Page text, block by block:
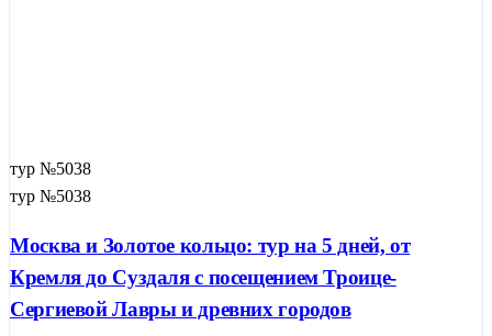
тур №5038
тур №5038
Москва и Золотое кольцо: тур на 5 дней, от
Кремля до Суздаля с посещением Троице-
Сергиевой Лавры и древних городов